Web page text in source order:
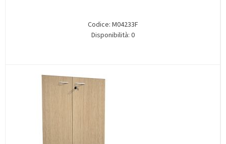
Codice: M04233F
Disponibilità: 0